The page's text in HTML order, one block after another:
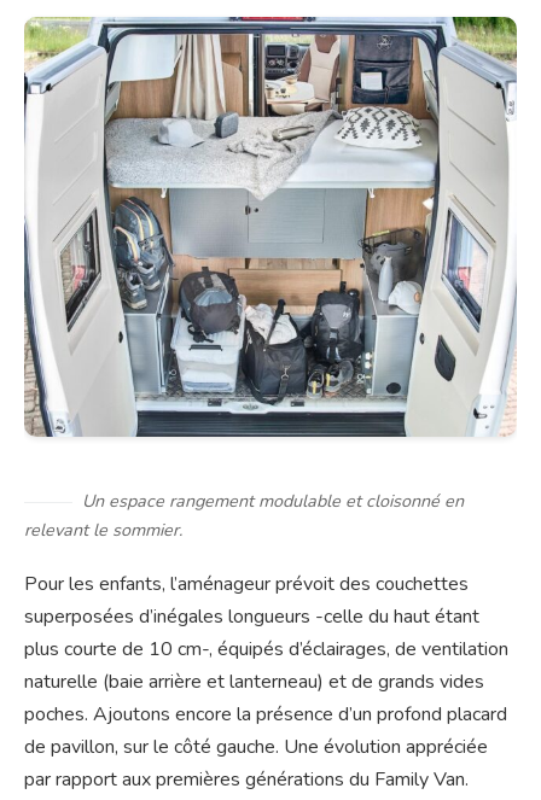
Un espace rangement modulable et cloisonné en
relevant le sommier.
Pour les enfants, l’aménageur prévoit des couchettes
superposées d’inégales longueurs -celle du haut étant
plus courte de 10 cm-, équipés d’éclairages, de ventilation
naturelle (baie arrière et lanterneau) et de grands vides
poches. Ajoutons encore la présence d’un profond placard
de pavillon, sur le côté gauche. Une évolution appréciée
par rapport aux premières générations du Family Van.